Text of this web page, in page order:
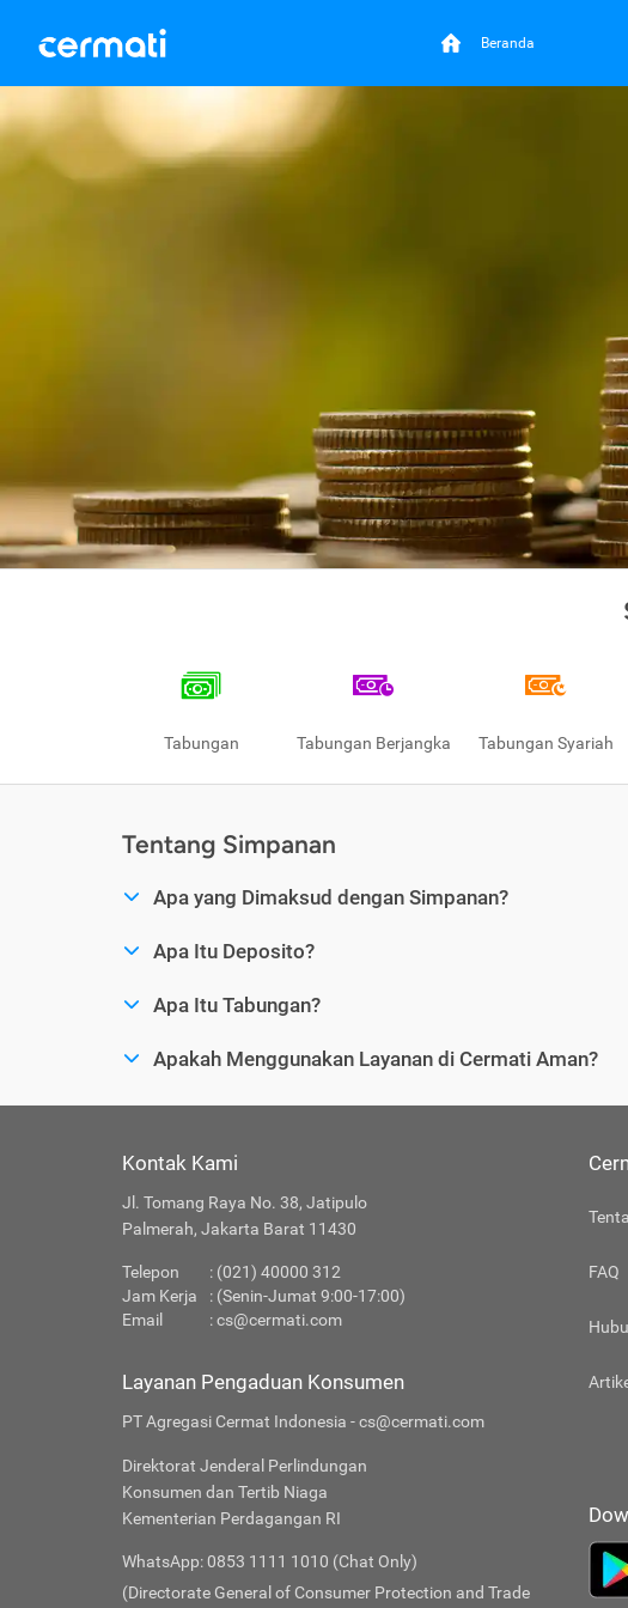
Beranda
Tabungan Tabungan Berjangka Tabungan Syariah
Tentang Simpanan
Apa yang Dimaksud dengan Simpanan?
Apa Itu Deposito?
Apa Itu Tabungan?
Apakah Menggunakan Layanan di Cermati Aman?
Kontak Kami
Jl. Tomang Raya No. 38, Jatipulo
Palmerah, Jakarta Barat 11430
Telepon
: (021) 40000 312
Jam Kerja
: (Senin-Jumat 9:00-17:00)
Email
:cs@cermati.com
Layanan Pengaduan Konsumen
PT Agregasi Cermat Indonesia - cs@cermati.com
Direktorat Jenderal Perlindungan
Konsumen dan Tertib Niaga
Kementerian Perdagangan RI
WhatsApp: 0853 1111 1010 (Chat Only)
(Directorate General of Consumer Protection and Trade
FAQ